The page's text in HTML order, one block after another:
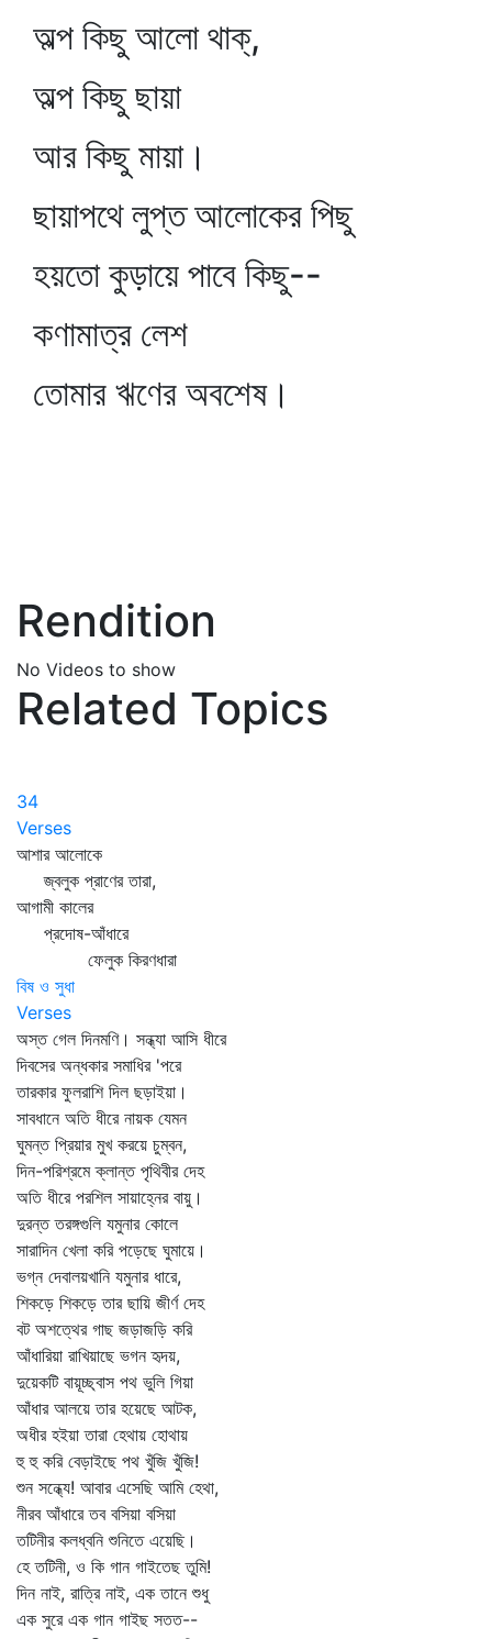
অল্প কিছু আলো থাক্‌,
অল্প কিছু ছায়া
আর কিছু মায়া।
ছায়াপথে লুপ্ত আলোকের পিছু
হয়তো কুড়ায়ে পাবে কিছু--
কণামাত্র লেশ
তোমার ঋণের অবশেষ।
Rendition
No Videos to show
Related Topics
34
Verses
আশার আলোকে
জ্বলুক প্রাণের তারা,
আগামী কালের
প্রদোষ-আঁধারে
ফেলুক কিরণধারা
বিষ ও সুধা
Verses
অস্ত গেল দিনমণি। সন্ধ্যা আসি ধীরে
দিবসের অন্ধকার সমাধির 'পরে
তারকার ফুলরাশি দিল ছড়াইয়া।
সাবধানে অতি ধীরে নায়ক যেমন
ঘুমন্ত প্রিয়ার মুখ করয়ে চুম্বন,
দিন-পরিশ্রমে ক্লান্ত পৃথিবীর দেহ
অতি ধীরে পরশিল সায়াহ্নের বায়ু।
দুরন্ত তরঙ্গগুলি যমুনার কোলে
সারাদিন খেলা করি পড়েছে ঘুমায়ে।
ভগ্ন দেবালয়খানি যমুনার ধারে,
শিকড়ে শিকড়ে তার ছায়ি জীর্ণ দেহ
বট অশত্থের গাছ জড়াজড়ি করি
আঁধারিয়া রাখিয়াছে ভগন হৃদয়,
দুয়েকটি বায়ূচ্ছ্বাস পথ ভুলি গিয়া
আঁধার আলয়ে তার হয়েছে আটক,
অধীর হইয়া তারা হেথায় হোথায়
হু হু করি বেড়াইছে পথ খুঁজি খুঁজি!
শুন সন্ধ্যে! আবার এসেছি আমি হেথা,
নীরব আঁধারে তব বসিয়া বসিয়া
তটিনীর কলধ্বনি শুনিতে এয়েছি।
হে তটিনী, ও কি গান গাইতেছ তুমি!
দিন নাই, রাত্রি নাই, এক তানে শুধু
এক সুরে এক গান গাইছ সতত--